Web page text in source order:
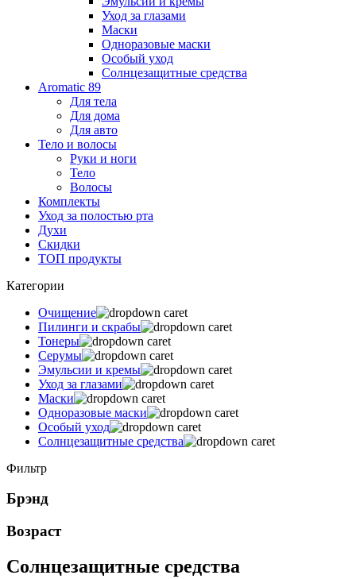
Уход за глазами
Маски
Одноразовые маски
Особый уход
Солнцезащитные средства
Aromatic 89
Для тела
Для дома
Для авто
Тело и волосы
Руки и ноги
Тело
Волосы
Комплекты
Уход за полостью рта
Духи
Скидки
ТОП продукты
Категории
Очищение
Пилинги и скрабы
Тонеры
Серумы
Эмульсии и кремы
Уход за глазами
Маски
Одноразовые маски
Особый уход
Солнцезащитные средства
Фильтр
Брэнд
Возраст
Солнцезащитные средства